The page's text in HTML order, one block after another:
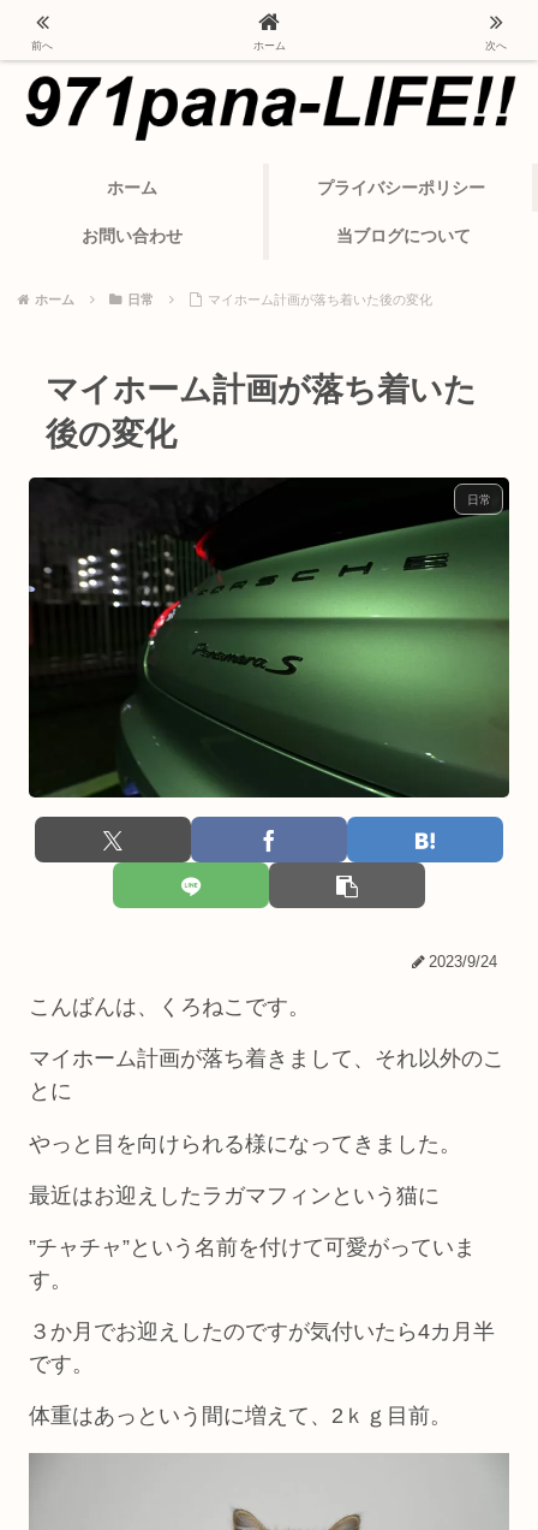
ポルシェ・パナメーラから変わったカーライフ
ホーム プライバシーポリシー
お問い合わせ 当ブログについて
ホーム 日常 マイホーム計画が落ち着いた後の変化
マイホーム計画が落ち着いた
後の変化
日常
2023/9/24
こんばんは、くろねこです。
マイホーム計画が落ち着きまして、それ以外のこ
とに
やっと目を向けられる様になってきました。
最近はお迎えしたラガマフィンという猫に
”チャチャ”という名前を付けて可愛がっていま
す。
３か月でお迎えしたのですが気付いたら4カ月半
です。
体重はあっという間に増えて、2ｋｇ目前。
前へ ホーム 次へ